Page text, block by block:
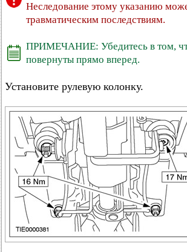
Неследование этому указанию
травматическим последствиям.
ПРИМЕЧАНИЕ: Убедитесь в том,
повернуты прямо вперед.
Установите рулевую колонку.